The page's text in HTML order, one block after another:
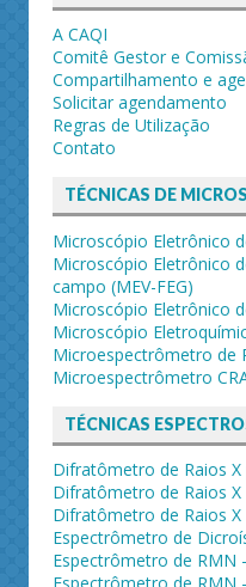
A CAQI
Comitê Gestor e
Compartilhamento e
Solicitar agendamento
Regras de Utilização
Contato
TÉCNICAS DE
Microscópio Eletrônico
Microscópio Eletrônico
campo (MEV-FEG)
Microscópio Eletrônico
Microscópio
Microespectrômetro de
Microespectrômetro
TÉCNICAS
Difratômetro de Raios
Difratômetro de Raios X
Difratômetro de Raios X
Espectrômetro de
Espectrômetro de RMN